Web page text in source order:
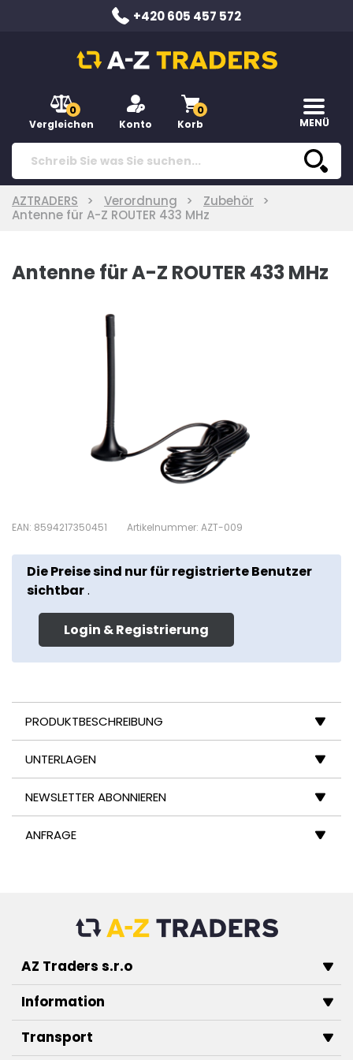
+420 605 457 572
0
Vergleichen Konto
0
Korb MENÜ
AZTRADERS Verordnung
Zubehör
Antenne für A-Z ROUTER 433 MHz
Antenne für A-Z ROUTER 433 MHz
EAN: 8594217350451 Artikelnummer: AZT-009
Die Preise sind nur für registrierte Benutzer
sichtbar.
Login & Registrierung
PRODUKTBESCHREIBUNG
UNTERLAGEN
NEWSLETTER ABONNIEREN
ANFRAGE
AZ Traders s.r.o
Information
Transport